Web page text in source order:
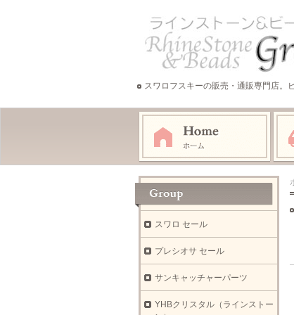
スワロフスキーの販売・通販専門店。
スワロ セール
プレシオサ セール
サンキャッチャーパーツ
YHBクリスタル（ラインストー